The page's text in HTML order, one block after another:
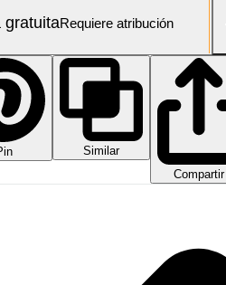
gratuitaRequiere atribución
Similar
Compartir